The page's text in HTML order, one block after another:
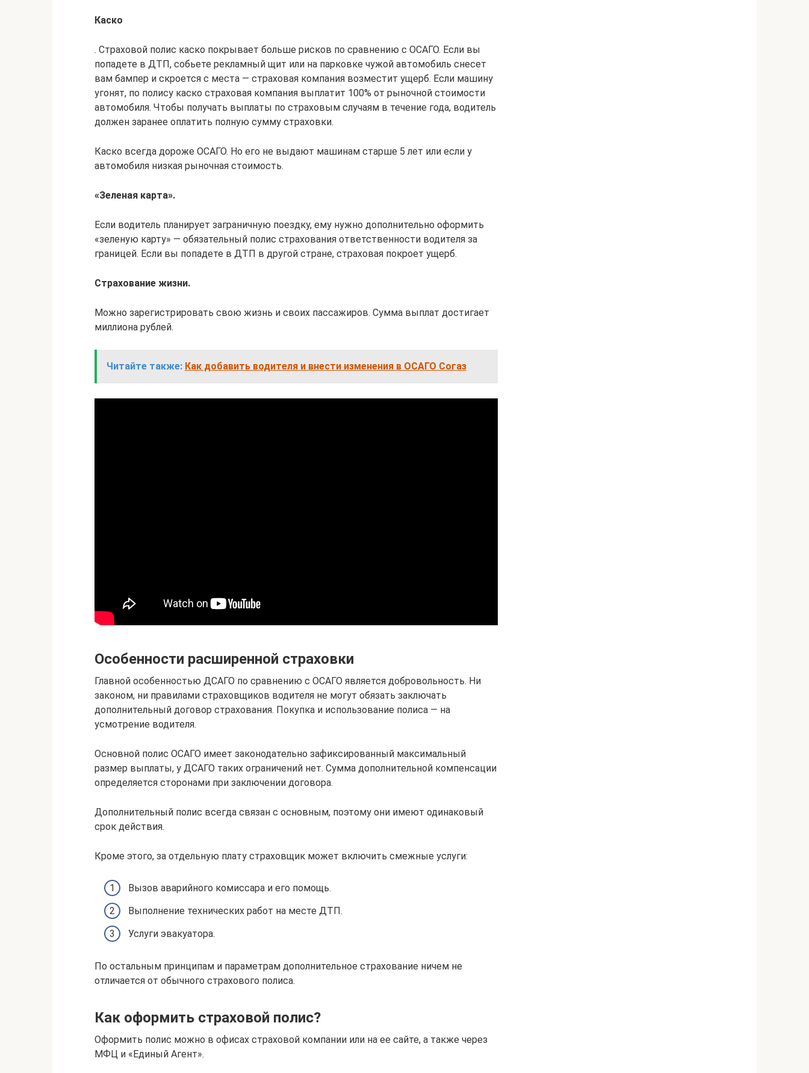
Каско
. Страховой полис каско покрывает больше рисков по сравнению с ОСАГО. Если вы
попадете в ДТП, собьете рекламный щит или на парковке чужой автомобиль снесет
вам бампер и скроется с места — страховая компания возместит ущерб. Если машину
угонят, по полису каско страховая компания выплатит 100% от рыночной стоимости
автомобиля. Чтобы получать выплаты по страховым случаям в течение года, водитель
должен заранее оплатить полную сумму страховки.
Каско всегда дороже ОСАГО. Но его не выдают машинам старше 5 лет или если у
автомобиля низкая рыночная стоимость.
«Зеленая карта».
Если водитель планирует заграничную поездку, ему нужно дополнительно оформить
«зеленую карту» — обязательный полис страхования ответственности водителя за
границей. Если вы попадете в ДТП в другой стране, страховая покроет ущерб.
Страхование жизни.
Можно зарегистрировать свою жизнь и своих пассажиров. Сумма выплат достигает
миллиона рублей.
Читайте также: Как добавить водителя и внести изменения в ОСАГО Согаз
Особенности расширенной страховки
Главной особенностью ДСАГО по сравнению с ОСАГО является добровольность. Ни
законом, ни правилами страховщиков водителя не могут обязать заключать
дополнительный договор страхования. Покупка и использование полиса — на
усмотрение водителя.
Основной полис ОСАГО имеет законодательно зафиксированный максимальный
размер выплаты, у ДСАГО таких ограничений нет. Сумма дополнительной компенсации
определяется сторонами при заключении договора.
Дополнительный полис всегда связан с основным, поэтому они имеют одинаковый
срок действия.
Кроме этого, за отдельную плату страховщик может включить смежные услуги:
Вызов аварийного комиссара и его помощь.
Выполнение технических работ на месте ДТП.
Услуги эвакуатора.
По остальным принципам и параметрам дополнительное страхование ничем не
отличается от обычного страхового полиса.
Как оформить страховой полис?
Оформить полис можно в офисах страховой компании или на ее сайте, а также через
МФЦ и «Единый Агент».